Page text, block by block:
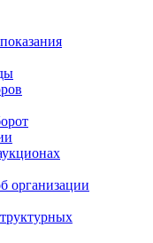
организации